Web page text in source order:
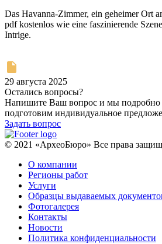
Das Havanna-Zimmer, ein geheimer Ort
pdf kostenlos wie eine faszinierende
Intrige.
29 августа 2025
Остались вопросы?
Напишите Ваш вопрос и мы подробно
подготовим индивидуальное
Задать вопрос
© 2021 «АрхеоБюро» Все права
О компании
Регионы работ
Услуги
Образцы выдаваемых
Фотогалерея
Контакты
Новости
Политика конфиденциальности